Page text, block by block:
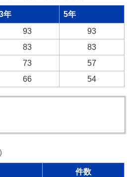
年
5年
93
93
83
83
73
57
66 54
件数